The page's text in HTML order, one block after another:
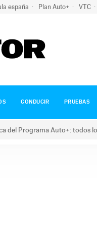
españa Plan Auto+ VTC
CONDUCIR PRUEBAS
del Programa Auto+: todos